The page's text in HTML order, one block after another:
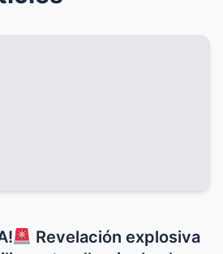
Revelación explosiva